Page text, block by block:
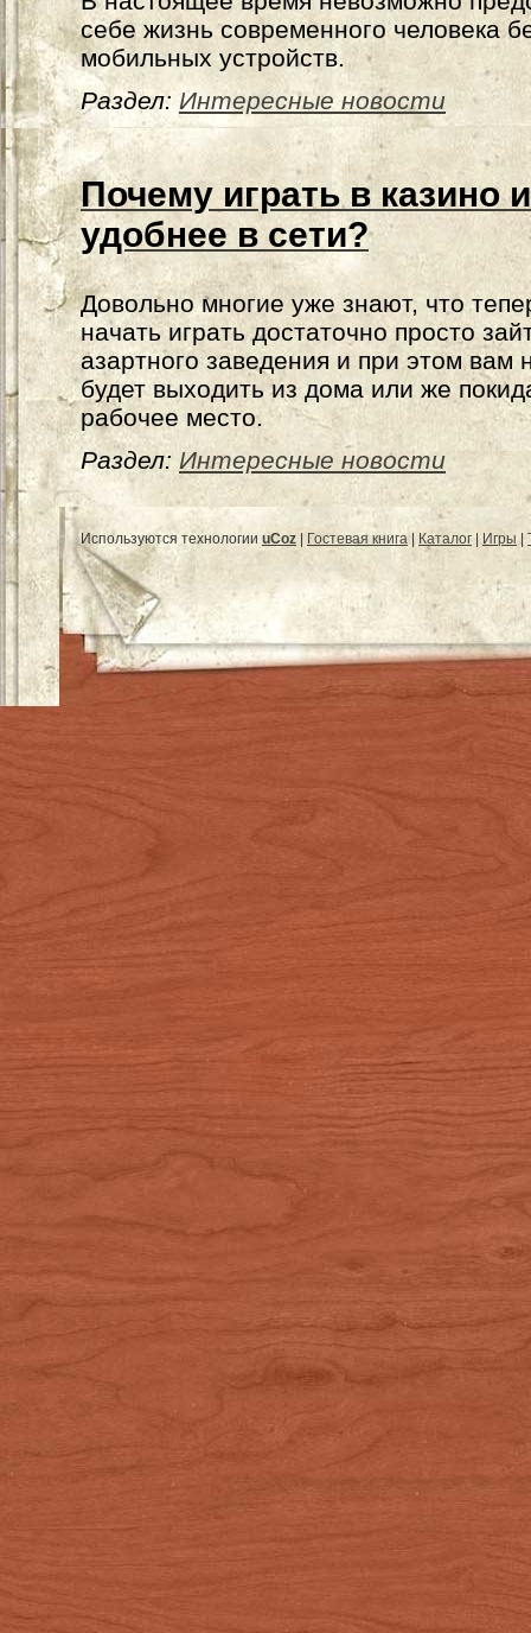
себе жизнь современного человека
мобильных устройств.
Раздел: Интересные новости
Почему играть в казино
удобнее в сети?
Довольно многие уже знают, что
начать играть достаточно просто
азартного заведения и при этом вам
будет выходить из дома или же
рабочее место.
Раздел: Интересные новости
Используются технологии uCoz | Гостевая книга | Каталог | Игры |